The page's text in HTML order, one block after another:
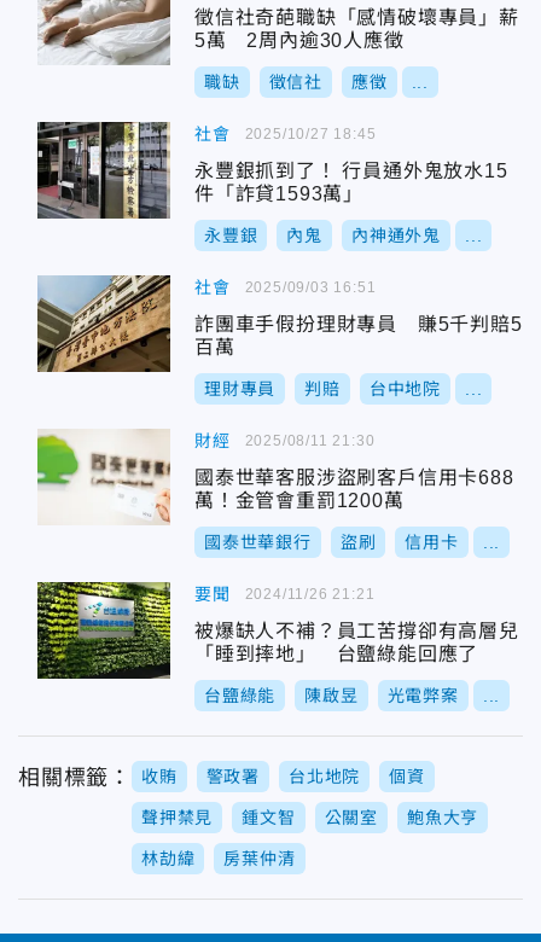
徵信社奇葩職缺「感情破壞專員」薪
5萬 2周內逾30人應徵
職缺 徵信社 應徵
社會
永豐銀抓到了！ 行員通外鬼放水15
件「詐貸1593萬」
永豐銀 內鬼 內神通外鬼
2025/10/27 18:45
社會
詐團車手假扮理財專員 賺5千判賠5
百萬
理財專員 判賠 台中地院
2025/09/03 16:51
財經
國泰世華客服涉盜刷客戶信用卡688
萬！金管會重罰1200萬
國泰世華銀行 盜刷 信用卡
2025/08/11 21:30
要聞
被爆缺人不補？員工苦撐卻有高層兒
「睡到摔地」 台鹽綠能回應了
台鹽綠能 陳啟昱 光電弊案
2024/11/26 21:21
相關標籤： 收賄 警政署 台北地院 個資
聲押禁見 鍾文智 公關室 鮑魚大亨
林劼緯 房葉仲清